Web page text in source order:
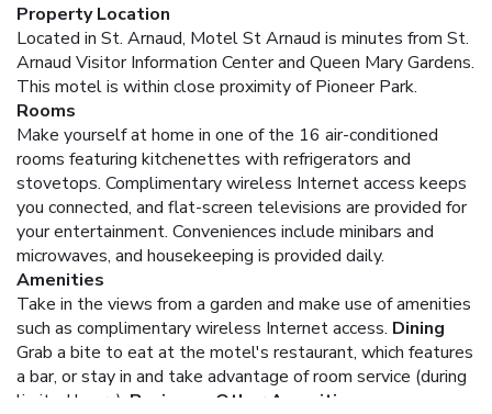
Property Location
Located in St. Arnaud, Motel St Arnaud is minutes from St.
Arnaud Visitor Information Center and Queen Mary Gardens.
This motel is within close proximity of Pioneer Park.
Rooms
Make yourself at home in one of the 16 air-conditioned
rooms featuring kitchenettes with refrigerators and
stovetops. Complimentary wireless Internet access keeps
you connected, and flat-screen televisions are provided for
your entertainment. Conveniences include minibars and
microwaves, and housekeeping is provided daily.
Amenities
Take in the views from a garden and make use of amenities
such as complimentary wireless Internet access. Dining
Grab a bite to eat at the motel's restaurant, which features
a bar, or stay in and take advantage of room service (during
limited hours). Business, Other Amenities